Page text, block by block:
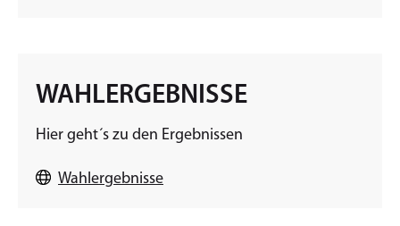
WAHLERGEBNISSE
Hier geht´s zu den Ergebnissen
Wahlergebnisse